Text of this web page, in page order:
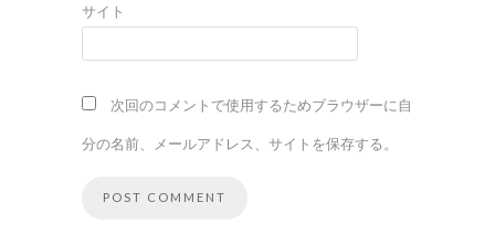
サイト
次回のコメントで使用するためブラウザーに自
分の名前、メールアドレス、サイトを保存する。